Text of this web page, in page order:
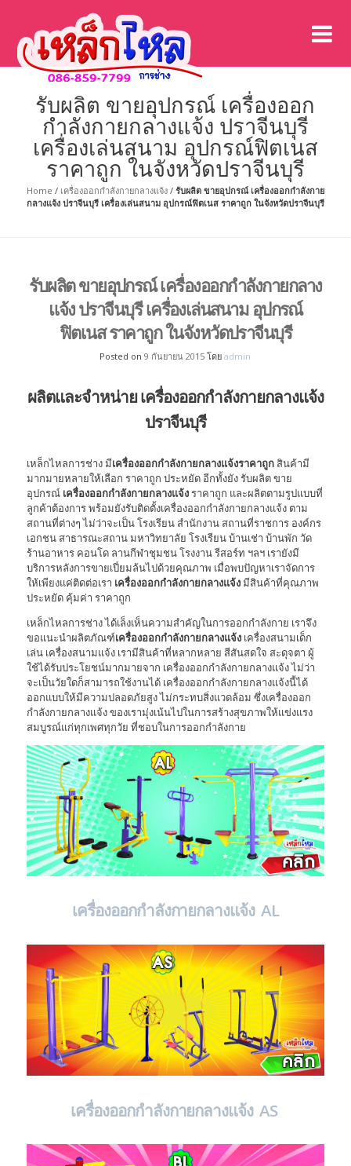
รับผลิต ขายอุปกรณ์ เครื่องออก
กำลังกายกลางแจ้ง ปราจีนบุรี
เครื่องเล่นสนาม อุปกรณ์ฟิตเนส
ราคาถูก ในจังหวัดปราจีนบุรี
Home / เครื่องออกกำลังกายกลางแจ้ง/ รับผลิต ขายอุปกรณ์ เครื่องออกกำลังกาย
กลางแจ้ง ปราจีนบุรี เครื่องเล่นสนาม อุปกรณ์ฟิตเนส ราคาถูก ในจังหวัดปราจีนบุรี
รับผลิต ขายอุปกรณ์ เครื่องออกกำลังกายกลาง
แจ้ง ปราจีนบุรี เครื่องเล่นสนาม อุปกรณ์
ฟิตเนส ราคาถูก ในจังหวัดปราจีนบุรี
Posted on 9 กันยายน 2015 โดย admin
ผลิตและจำหน่าย เครื่องออกกำลังกายกลางแจ้ง
ปราจีนบุรี
เหล็กไหลการช่าง มีเครื่องออกกำลังกายกลางแจ้งราคาถูกสินค้ามี
มากมายหลายให้เลือก ราคาถูก ประหยัด อีกทั้งยัง รับผลิต ขาย
อุปกรณ์ เครื่องออกกำลังกายกลางแจ้งราคาถูก และผลิตตามรูปแบบที่
ลูกค้าต้องการ พร้อมยังรับติดตั้งเครื่องออกกำลังกายกลางแจ้ง ตาม
สถานที่ต่างๆ ไม่ว่าจะเป็น โรงเรียน สำนักงาน สถานที่ราชการ องค์กร
เอกชน สาธารณะสถาน มหาวิทยาลัย โรงเรียน บ้านเช่า บ้านพัก วัด
ร้านอาหาร คอนโด ลานกีฬาชุมชน โรงงาน รีสอร์ท ฯลฯ เรายังมี
บริการหลังการขายเปี่ยมล้นไปด้วยคุณภาพ เมื่อพบปัญหาเราจัดการ
ให้เพียงแค่ติดต่อเรา เครื่องออกกำลังกายกลางแจ้งมีสินค้าที่คุณภาพ
ประหยัด คุ้มค่า ราคาถูก
เหล็กไหลการช่าง ได้เล็งเห็นความสำคัญในการออกกำลังกาย เราจึง
ขอแนะนำผลิตภัณฑ์เครื่องออกกำลังกายกลางแจ้งเครื่องสนามเด็ก
เล่น เครื่องสนามแจ้ง เรามีสินค้าที่หลากหลาย สีสันสดใจ สะดุจตา ผู้
ใช้ได้รับประโยชน์มากมายจาก เครื่องออกกำลังกายกลางแจ้ง ไม่ว่า
จะเป็นวัยใดก็สามารถใช้งานได้ เครื่องออกกำลังกายกลางแจ้งนี้ได้
ออกแบบให้มีความปลอดภัยสูง ไม่กระทบสิ่งแวดล้อม ซึ่งเครื่องออก
กำลังกายกลางแจ้ง ของเรามุ่งเน้นไปในการสร้างสุขภาพให้แข่งแรง
สมบูรณ์แก่ทุกเพศทุกวัย ที่ชอบในการออกกำลังกาย
เครื่องออกกำลังกายกลางแจ้ง AL
เครื่องออกกำลังกายกลางแจ้ง AS